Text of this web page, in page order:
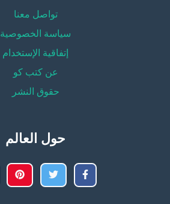
تواصل معنا
سياسة الخصوصية
إتفاقية الإستخدام
عن كتب كو
حقوق النشر
حول العالم